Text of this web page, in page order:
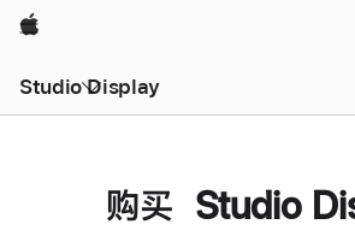
Apple
Studio Display
购买 Studio